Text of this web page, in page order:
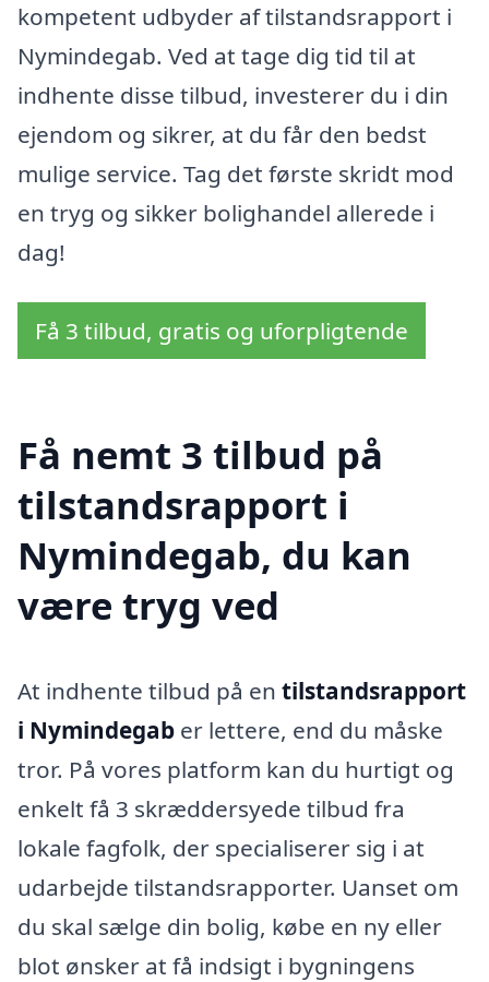
kompetent udbyder af tilstandsrapport i
Nymindegab. Ved at tage dig tid til at
indhente disse tilbud, investerer du i din
ejendom og sikrer, at du får den bedst
mulige service. Tag det første skridt mod
en tryg og sikker bolighandel allerede i
dag!
Få 3 tilbud, gratis og uforpligtende
Få nemt 3 tilbud på
tilstandsrapport i
Nymindegab, du kan
være tryg ved
At indhente tilbud på en tilstandsrapport
i Nymindegab er lettere, end du måske
tror. På vores platform kan du hurtigt og
enkelt få 3 skræddersyede tilbud fra
lokale fagfolk, der specialiserer sig i at
udarbejde tilstandsrapporter. Uanset om
du skal sælge din bolig, købe en ny eller
blot ønsker at få indsigt i bygningens